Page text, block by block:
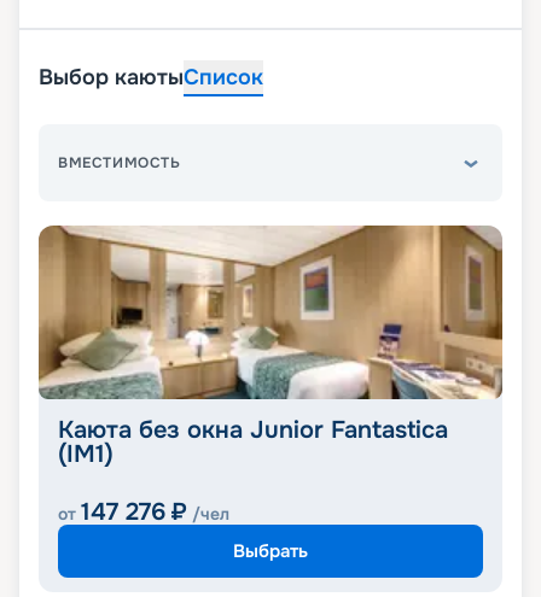
Выбор каютыСписок
ВМЕСТИМОСТЬ
Каюта без окна Junior Fantastica
(IM1)
от 147 276 ₽ /чел
Выбрать